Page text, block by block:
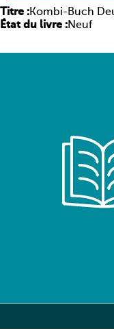
Titre :Kombi-Buch
Arbeitsheft
État du livre :Neuf